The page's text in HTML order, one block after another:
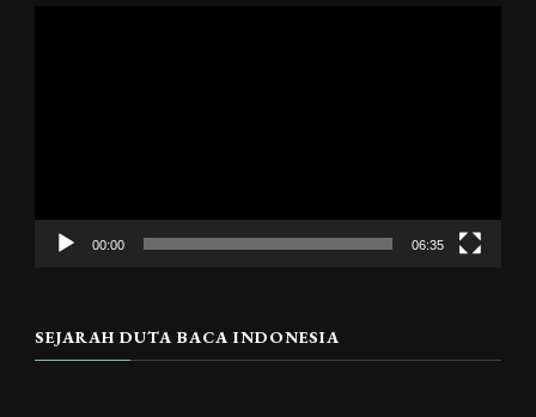
00:00 06:35
SEJARAH DUTA BACA INDONESIA